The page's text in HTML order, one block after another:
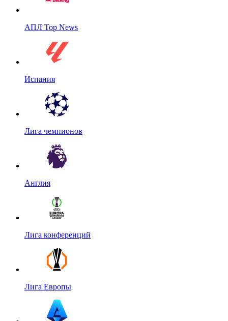
АПЛ Top News
Испания
Лига чемпионов
Англия
Лига конференций
Лига Европы